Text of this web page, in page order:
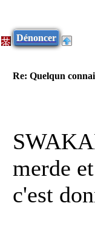
Dénoncer
Re: Quelqun
merde
c'est